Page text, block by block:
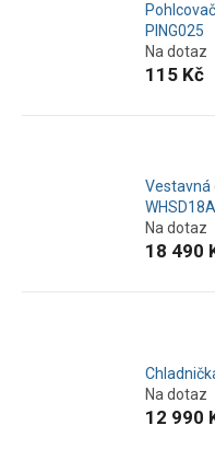
PING025
Na dotaz
115 Kč
Vestavná
Na dotaz
18 490
Na dotaz
12 990